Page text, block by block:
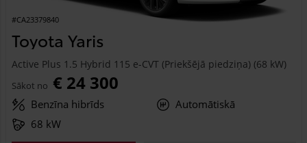
#CA23379840
Toyota Yaris
Active Plus 1.5 Hybrid 115 e-CVT (Priekšējā piedziņa) (68 kW)
Sākot no € 24 300
Benzīna hibrīds
Automātiskā
68 kW